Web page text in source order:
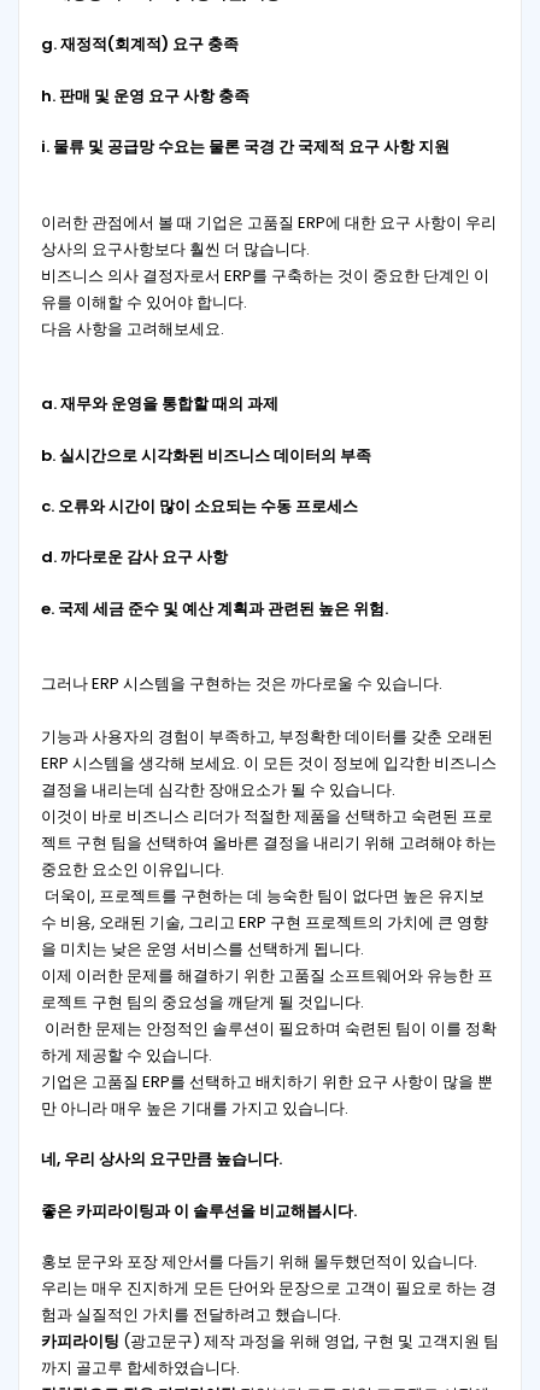
g.재정적(회계적) 요구 충족
h.판매 및 운영 요구 사항 충족
i. 물류 및 공급망 수요는 물론 국경 간 국제적 요구 사항 지원
이러한 관점에서 볼 때 기업은 고품질 ERP에 대한 요구 사항이 우리
상사의 요구사항보다 훨씬 더 많습니다.
비즈니스 의사 결정자로서 ERP를 구축하는 것이 중요한 단계인 이
유를 이해할 수 있어야 합니다.
다음 사항을 고려해보세요.
a.재무와 운영을 통합할 때의 과제
b.실시간으로 시각화된 비즈니스 데이터의 부족
c. 오류와 시간이 많이 소요되는 수동 프로세스
d.까다로운 감사 요구 사항
e. 국제 세금 준수 및 예산 계획과 관련된 높은 위험.
그러나 ERP 시스템을 구현하는 것은 까다로울 수 있습니다.
기능과 사용자의 경험이 부족하고, 부정확한 데이터를 갖춘 오래된
ERP 시스템을 생각해 보세요. 이 모든 것이 정보에 입각한 비즈니스
결정을 내리는데 심각한 장애요소가 될 수 있습니다.
이것이 바로 비즈니스 리더가 적절한 제품을 선택하고 숙련된 프로
젝트 구현 팀을 선택하여 올바른 결정을 내리기 위해 고려해야 하는
중요한 요소인 이유입니다.
더욱이, 프로젝트를 구현하는 데 능숙한 팀이 없다면 높은 유지보
수 비용, 오래된 기술, 그리고 ERP 구현 프로젝트의 가치에 큰 영향
을 미치는 낮은 운영 서비스를 선택하게 됩니다.
이제 이러한 문제를 해결하기 위한 고품질 소프트웨어와 유능한 프
로젝트 구현 팀의 중요성을 깨닫게 될 것입니다.
이러한 문제는 안정적인 솔루션이 필요하며 숙련된 팀이 이를 정확
하게 제공할 수 있습니다.
기업은 고품질 ERP를 선택하고 배치하기 위한 요구 사항이 많을 뿐
만 아니라 매우 높은 기대를 가지고 있습니다.
네, 우리 상사의 요구만큼 높습니다.
좋은 카피라이팅과 이 솔루션을 비교해봅시다.
홍보 문구와 포장 제안서를 다듬기 위해 몰두했던적이 있습니다.
우리는 매우 진지하게 모든 단어와 문장으로 고객이 필요로 하는 경
험과 실질적인 가치를 전달하려고 했습니다.
카피라이팅 (광고문구) 제작 과정을 위해 영업, 구현 및 고객지원 팀
까지 골고루 합세하였습니다.